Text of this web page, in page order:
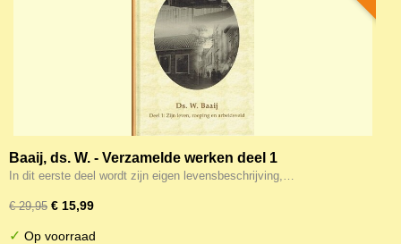
Baaij, ds. W. - Verzamelde werken deel 1
In dit eerste deel wordt zijn eigen levensbeschrijving,…
€ 29,95 € 15,99
✓ Op voorraad